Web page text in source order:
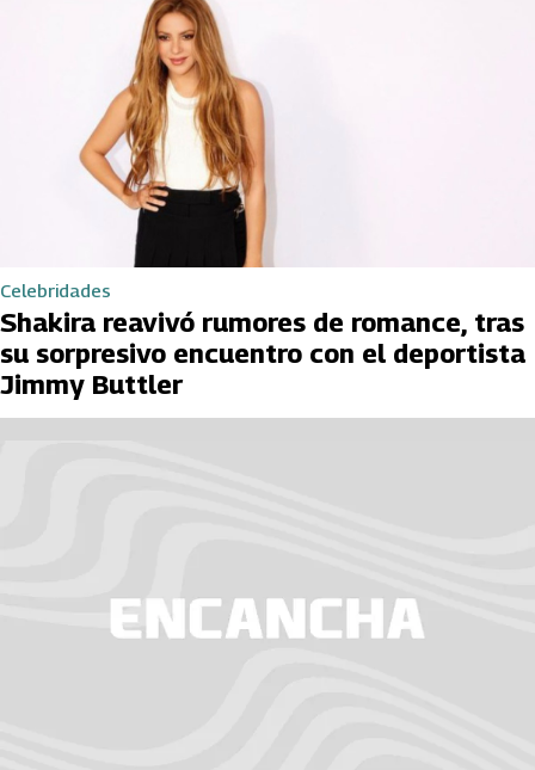
Celebridades
Shakira reavivó rumores de romance, tras
su sorpresivo encuentro con el deportista
Jimmy Buttler